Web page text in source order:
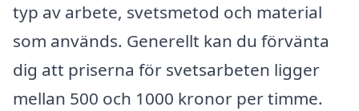
typ av arbete, svetsmetod och material
som används. Generellt kan du förvänta
dig att priserna för svetsarbeten ligger
mellan 500 och 1000 kronor per timme.